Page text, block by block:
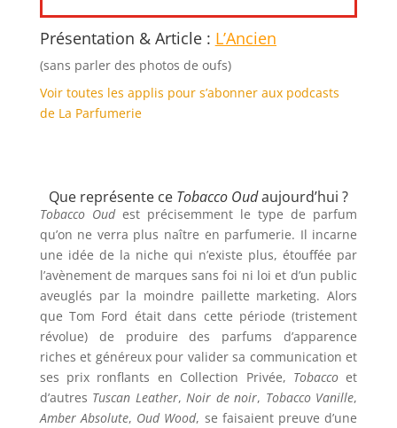
Présentation & Article : L’Ancien
(sans parler des photos de oufs)
Voir toutes les applis pour s’abonner aux podcasts
de La Parfumerie
Que représente ce Tobacco Oudaujourd’hui ?
Tobacco Oudest précisemment le type de parfum
qu’on ne verra plus naître en parfumerie. Il incarne
une idée de la niche qui n’existe plus, étouffée par
l’avènement de marques sans foi ni loi et d’un public
aveuglés par la moindre paillette marketing. Alors
que Tom Ford était dans cette période (tristement
révolue) de produire des parfums d’apparence
riches et généreux pour valider sa communication et
ses prix ronflants en Collection Privée, Tobaccoet
d’autres Tuscan Leather,Noir de noir, Tobacco Vanille,
Amber Absolute, Oud Wood, se faisaient preuve d’une